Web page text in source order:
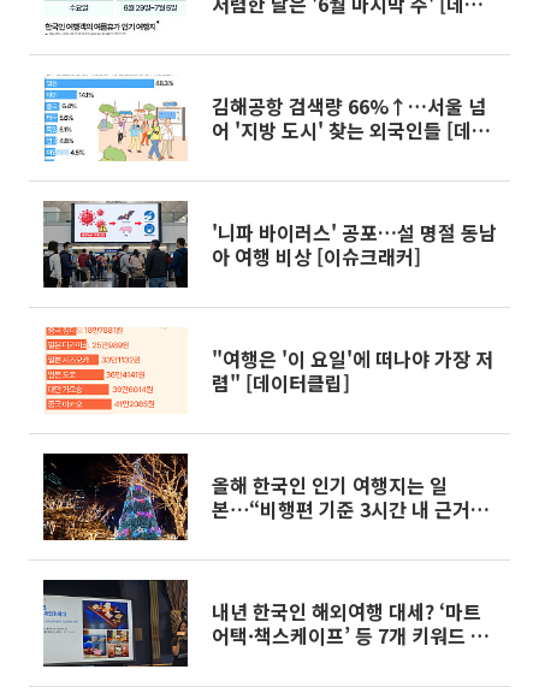
김해공항 검색량 66%↑…서울 넘
어 '지방 도시' 찾는 외국인들 [데이
'니파 바이러스' 공포…설 명절 동남
아 여행 비상 [이슈크래커]
"여행은 '이 요일'에 떠나야 가장 저
렴" [데이터클립]
올해 한국인 인기 여행지는 일
본⋯“비행편 기준 3시간 내 근거리
내년 한국인 해외여행 대세? ‘마트
어택·책스케이프’ 등 7개 키워드 주